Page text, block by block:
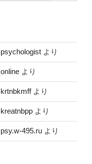
psychologist より
online より
krtnbkmffより
kreatnbpp より
psy.w-495.ru より